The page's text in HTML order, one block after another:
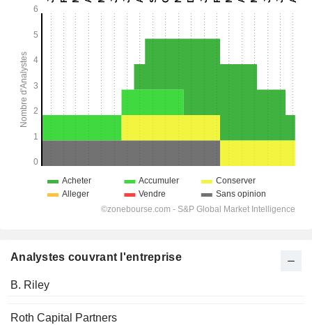
Analystes couvrant l'entreprise
B. Riley
Roth Capital Partners